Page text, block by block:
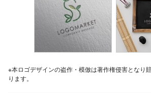
※本ロゴデザインの盗作・模倣は著作権侵害となり
ります。